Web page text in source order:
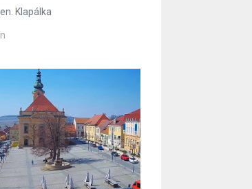
Klapálka